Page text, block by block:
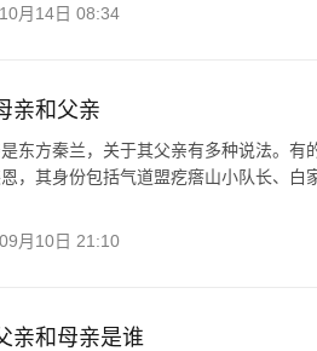
月14日 08:34
亲和父亲
东方秦兰，关于其父亲有多种说法。
，其身份包括气道盟疙瘩山小队长、白
月10日 21:10
亲和母亲是谁